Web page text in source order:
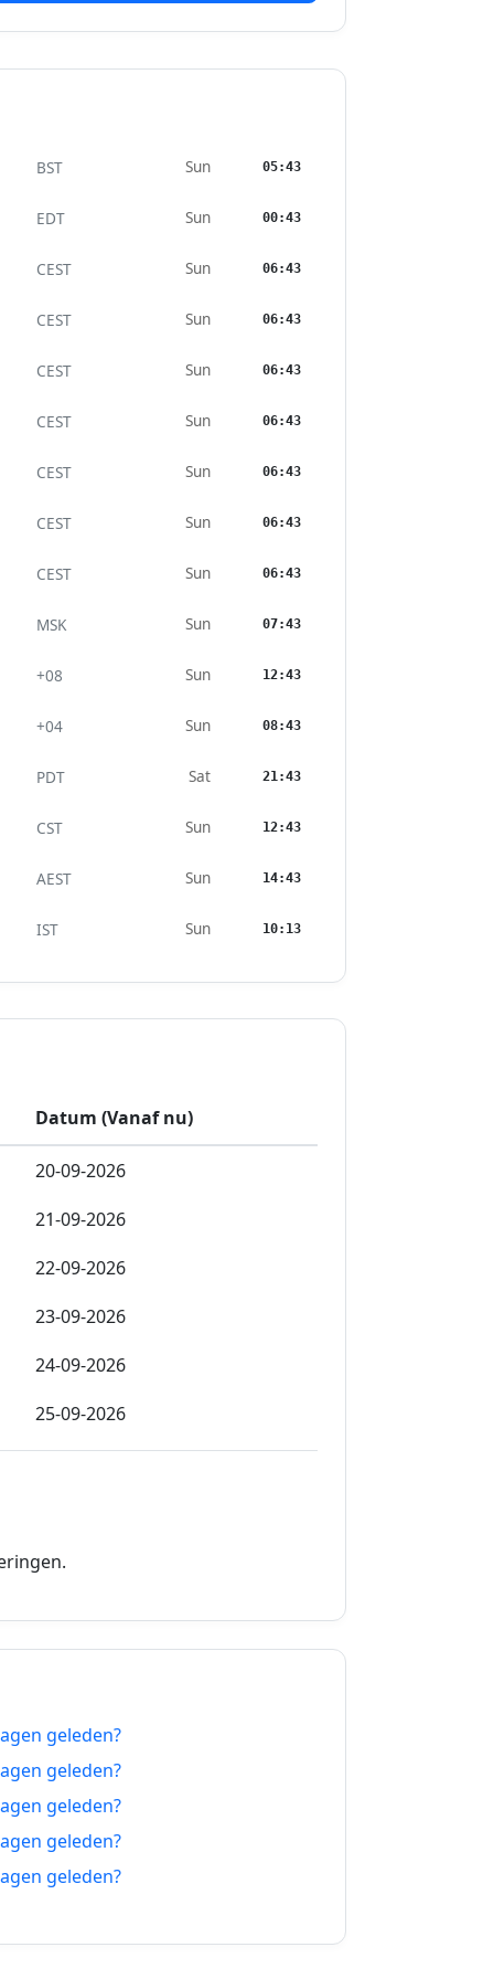
BST Sun 05:43
EDT Sun 00:43
CEST Sun 06:43
CEST Sun 06:43
CEST Sun 06:43
CEST Sun 06:43
CEST Sun 06:43
CEST Sun 06:43
CEST Sun 06:43
MSK Sun 07:43
+08 Sun 12:43
+04 Sun 08:43
PDT Sat 21:43
CST Sun 12:43
AEST Sun 14:43
IST Sun 10:13
Datum (Vanaf nu)
20-09-2026
21-09-2026
22-09-2026
23-09-2026
24-09-2026
25-09-2026
28-09-2026
30-09-2026
02-10-2026
03-10-2026
04-10-2026
06-10-2026
geleden?
geleden?
geleden?
geleden?
geleden?